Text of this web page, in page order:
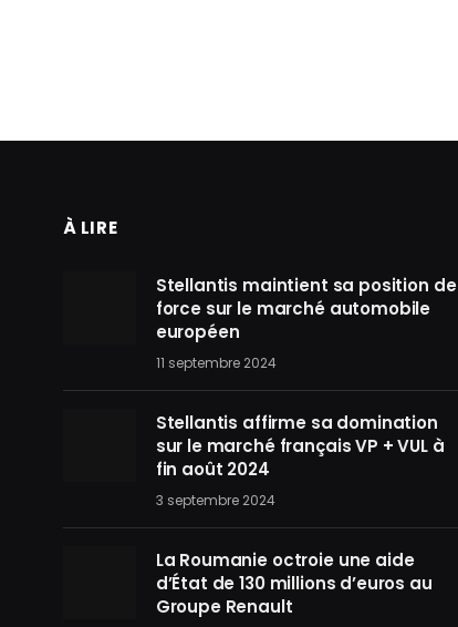
À LIRE
Stellantis maintient sa position de
force sur le marché automobile
européen
11 septembre 2024
Stellantis affirme sa domination
sur le marché français VP + VUL à
fin août 2024
3 septembre 2024
La Roumanie octroie une aide
d’État de 130 millions d’euros au
Groupe Renault